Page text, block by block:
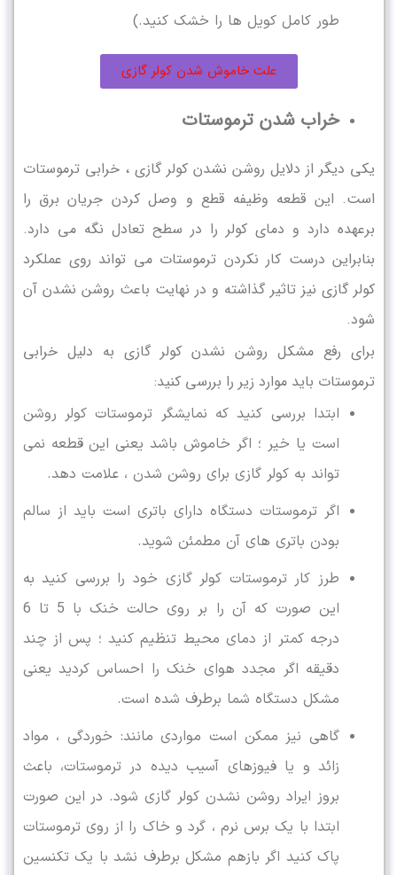
طور کامل کویل ها را خشک کنید.)
علت خاموش شدن کولر گازی
خراب شدن ترموستات
یکی دیگر از دلایل روشن نشدن کولر گازی ، خرابی ترموستات
است. این قطعه وظیفه قطع و وصل کردن جریان برق را
برعهده دارد و دمای کولر را در سطح تعادل نگه می دارد.
بنابراین درست کار نکردن ترموستات می تواند روی عملکرد
کولر گازی نیز تاثیر گذاشته و در نهایت باعث روشن نشدن آن
شود.
برای رفع مشکل روشن نشدن کولر گازی به دلیل خرابی
ترموستات باید موارد زیر را بررسی کنید:
ابتدا بررسی کنید که نمایشگر ترموستات کولر روشن
است یا خیر ؛ اگر خاموش باشد یعنی این قطعه نمی
تواند به کولر گازی برای روشن شدن ، علامت دهد.
اگر ترموستات دستگاه دارای باتری است باید از سالم
بودن باتری های آن مطمئن شوید.
طرز کار ترموستات کولر گازی خود را بررسی کنید به
این صورت که آن را بر روی حالت خنک با 5 تا 6
درجه کمتر از دمای محیط تنظیم کنید ؛ پس از چند
دقیقه اگر مجدد هوای خنک را احساس کردید یعنی
مشکل دستگاه شما برطرف شده است.
گاهی نیز ممکن است مواردی مانند: خوردگی ، مواد
زائد و یا فیوزهای آسیب دیده در ترموستات، باعث
بروز ایراد روشن نشدن کولر گازی شود. در این صورت
ابتدا با یک برس نرم ، گرد و خاک را از روی ترموستات
پاک کنید اگر بازهم مشکل برطرف نشد با یک تکنسین